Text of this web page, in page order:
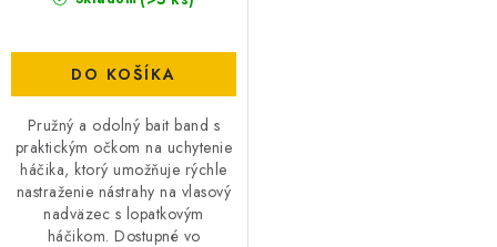
DO KOŠÍKA
Pružný a odolný bait band s
praktickým očkom na uchytenie
háčika, ktorý umožňuje rýchle
nastraženie nástrahy na vlasový
nadväzec s lopatkovým
háčikom. Dostupné vo